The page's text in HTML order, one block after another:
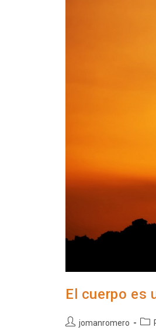
El cuerpo es
Autorjomanromero